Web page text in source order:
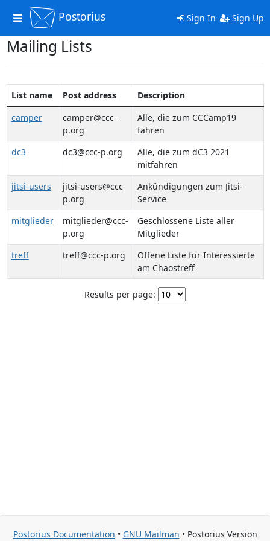
Toggle
navigation
Postorius Sign In Sign Up
Mailing Lists
List name Post address
Description
camper
camper@ccc-
p.org
Alle, die zum CCCamp19
fahren
dc3
dc3@ccc-p.org
Alle, die zum dC3 2021
mitfahren
jitsi-users
jitsi-users@ccc-
p.org
Ankündigungen zum Jitsi-
Service
mitglieder
mitglieder@ccc-
p.org
Geschlossene Liste aller
Mitglieder
treff
treff@ccc-p.org
Offene Liste für Interessierte
am Chaostreff
Results per page:
Postorius Documentation • GNU Mailman • Postorius Version